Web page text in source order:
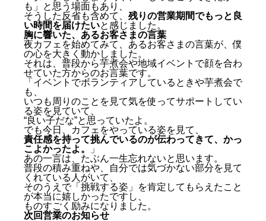
も」と思う場面もあり、
そうした反省も含めて、 残りの営業期間でもっと良
い時間を届けたいと感じました。
胸に響いた、あるお客さまの言葉
夜カフェを始めてみて、あるお客さまの言葉が、僕
の心を大きく動かしました。
それは、普段から芋煮会や地域イベントで顔を合わ
せていた方からのお言葉です。
「イベントでボランティアしているときや芋煮会で
も、
いつも周りのことを見て気を使ってサポートしてい
る姿を見ていて、
“良い子だな”と思っていたよ。
でも今日、カフェをやっている姿を見て、
責任感を持って挑んでいるのが伝わってきて、かっ
こよかったよ。
」
あの一言は、たぶん一生忘れないと思います。
普段の積み重ねや、自分では気づかない部分を見て
くれている人がいて、
そのうえで「挑戦する姿」を肯定してもらえたこと
が本当に嬉しかったですし、
ものすごく励みになりました。
次回営業のお知らせ